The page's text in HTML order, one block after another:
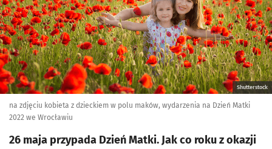
Shutterstock
na zdjęciu kobieta z dzieckiem w polu maków, wydarzenia na Dzień Matki
2022 we Wrocławiu
26 maja przypada Dzień Matki. Jak co roku z okazji